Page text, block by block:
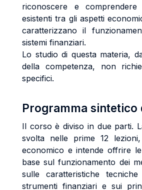
riconoscere e comprendere
esistenti tra gli aspetti
caratterizzano il
sistemi finanziari.
Lo studio di questa materia,
della competenza, non
specifici.
Programma sintetico
Il corso è diviso in due parti.
svolta nelle prime 12
economico e intende offrire
base sul funzionamento dei
sulle caratteristiche
strumenti finanziari e sui